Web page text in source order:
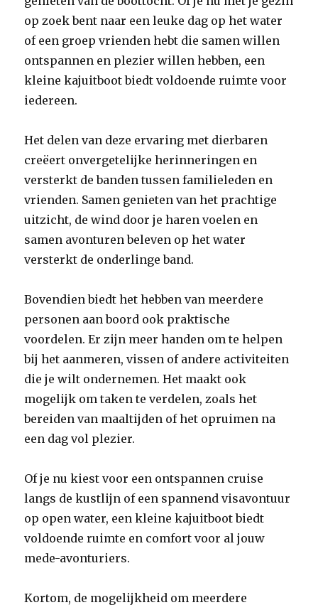
op zoek bent naar een leuke dag op het water
of een groep vrienden hebt die samen willen
ontspannen en plezier willen hebben, een
kleine kajuitboot biedt voldoende ruimte voor
iedereen.
Het delen van deze ervaring met dierbaren
creëert onvergetelijke herinneringen en
versterkt de banden tussen familieleden en
vrienden. Samen genieten van het prachtige
uitzicht, de wind door je haren voelen en
samen avonturen beleven op het water
versterkt de onderlinge band.
Bovendien biedt het hebben van meerdere
personen aan boord ook praktische
voordelen. Er zijn meer handen om te helpen
bij het aanmeren, vissen of andere activiteiten
die je wilt ondernemen. Het maakt ook
mogelijk om taken te verdelen, zoals het
bereiden van maaltijden of het opruimen na
een dag vol plezier.
Of je nu kiest voor een ontspannen cruise
langs de kustlijn of een spannend visavontuur
op open water, een kleine kajuitboot biedt
voldoende ruimte en comfort voor al jouw
mede-avonturiers.
Kortom, de mogelijkheid om meerdere